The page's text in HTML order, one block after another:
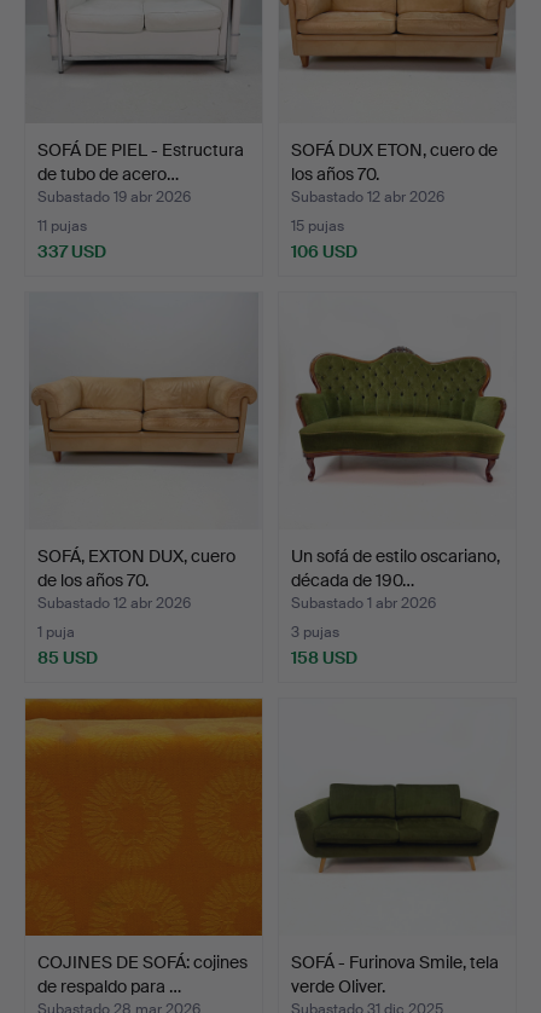
SOFÁ DE PIEL - Estructura
de tubo de acero…
Subastado 19 abr 2026
11 pujas
337 USD
SOFÁ DUX ETON, cuero de
los años 70.
Subastado 12 abr 2026
15 pujas
106 USD
SOFÁ, EXTON DUX, cuero
de los años 70.
Subastado 12 abr 2026
1 puja
85 USD
Un sofá de estilo oscariano,
década de 190…
Subastado 1 abr 2026
3 pujas
158 USD
COJINES DE SOFÁ: cojines
de respaldo para …
Subastado 28 mar 2026
SOFÁ - Furinova Smile, tela
verde Oliver.
Subastado 31 dic 2025